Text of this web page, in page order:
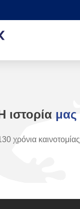
ιστορία μας
χρόνια καινοτομίας